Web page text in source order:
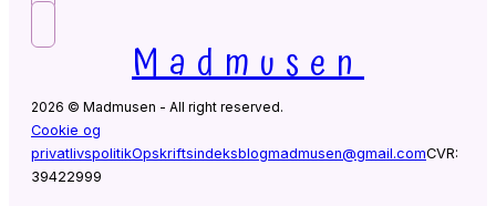
Madmusen
2026 © Madmusen - All right reserved.
Cookie og
privatlivspolitikOpskriftsindeksblogmadmusen@gmail.comCVR:
39422999